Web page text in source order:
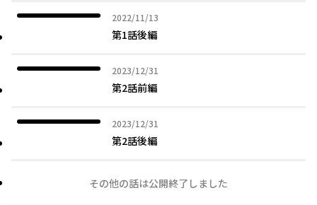
2022/11/13
2022年11月13日
第1話後編
2023/12/31
2023年12月31日
第2話前編
2023/12/31
2023年12月31日
第2話後編
その他の話は公開終了しました